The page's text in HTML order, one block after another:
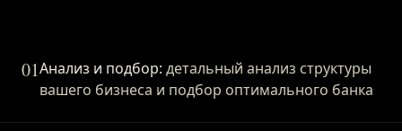
01Анализ и подбор: детальный анализ структуры
вашего бизнеса и подбор оптимального банка